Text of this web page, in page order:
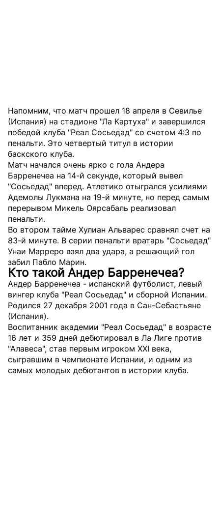
Напомним, что матч прошел 18 апреля в Севилье
(Испания) на стадионе "Ла Картуха" и завершился
победой клуба "Реал Сосьедад" со счетом 4:3 по
пенальти. Это четвертый титул в истории
баскского клуба.
Матч начался очень ярко с гола Андера
Барренечеа на 14-й секунде, который вывел
"Сосьедад" вперед. Атлетико отыгрался усилиями
Адемолы Лукмана на 19-й минуте, но перед самым
перерывом Микель Оярсабаль реализовал
пенальти.
Во втором тайме Хулиан Альварес сравнял счет на
83-й минуте. В серии пенальти вратарь "Сосьедад"
Унаи Марреро взял два удара, а решающий гол
забил Пабло Марин.
Кто такой Андер Барренечеа?
Андер Барренечеа - испанский футболист, левый
вингер клуба "Реал Сосьедад" и сборной Испании.
Родился 27 декабря 2001 года в Сан-Себастьяне
(Испания).
Воспитанник академии "Реал Сосьедад" в возрасте
16 лет и 359 дней дебютировал в Ла Лиге против
"Алавеса", став первым игроком XXI века,
сыгравшим в чемпионате Испании, и одним из
самых молодых дебютантов в истории клуба.